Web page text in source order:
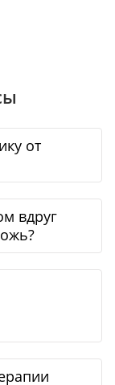
от
вдруг